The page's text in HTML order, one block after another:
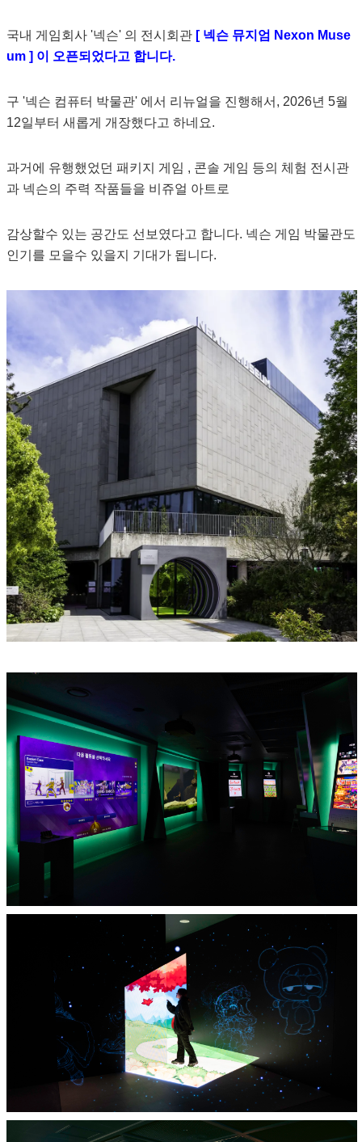
국내 게임회사 '넥슨' 의 전시회관 [ 넥슨 뮤지엄 Nexon Muse
um ] 이 오픈되었다고 합니다.
구 '넥슨 컴퓨터 박물관' 에서 리뉴얼을 진행해서, 2026년 5월
12일부터 새롭게 개장했다고 하네요.
과거에 유행했었던 패키지 게임 , 콘솔 게임 등의 체험 전시관
과 넥슨의 주력 작품들을 비쥬얼 아트로
감상할수 있는 공간도 선보였다고 합니다. 넥슨 게임 박물관도
인기를 모을수 있을지 기대가 됩니다.